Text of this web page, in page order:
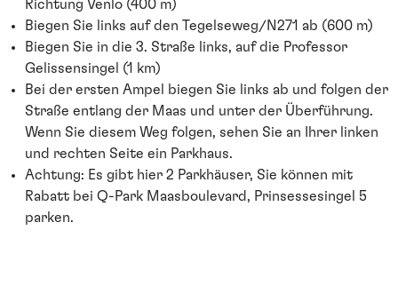
Richtung Venlo (400 m)
Biegen Sie links auf den Tegelseweg/N271 ab (600 m)
Biegen Sie in die 3. Straße links, auf die Professor
Gelissensingel (1 km)
Bei der ersten Ampel biegen Sie links ab und folgen der
Straße entlang der Maas und unter der Überführung.
Wenn Sie diesem Weg folgen, sehen Sie an Ihrer linken
und rechten Seite ein Parkhaus.
Achtung: Es gibt hier 2 Parkhäuser, Sie können mit
Rabatt bei Q-Park Maasboulevard, Prinsessesingel 5
parken.